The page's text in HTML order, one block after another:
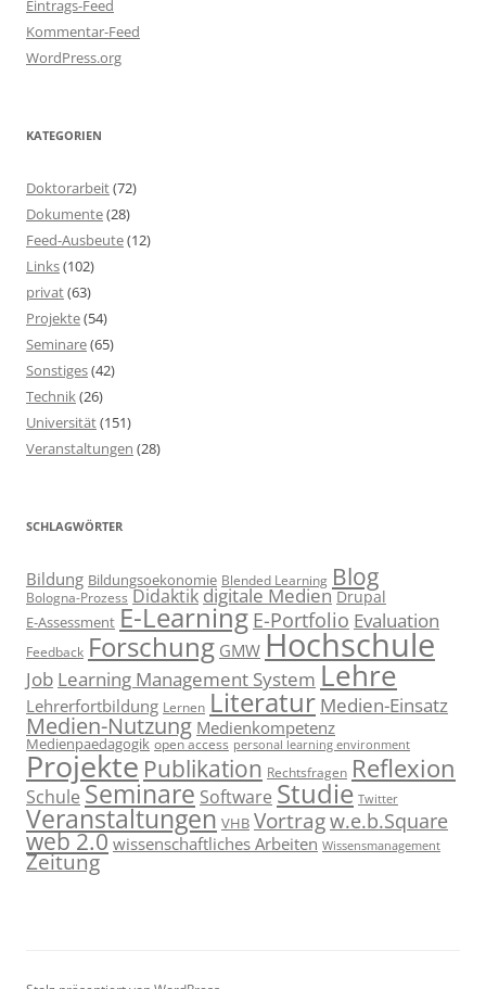
Eintrags-Feed
Kommentar-Feed
WordPress.org
KATEGORIEN
Doktorarbeit(72)
Dokumente(28)
Feed-Ausbeute(12)
Links(102)
privat(63)
Projekte(54)
Seminare(65)
Sonstiges(42)
Technik(26)
Universität(151)
Veranstaltungen (28)
SCHLAGWÖRTER
Bildung Bildungsoekonomie Blended Learning Blog
Bologna-Prozess Didaktikdigitale Medien Drupal
E-Assessment E-Learning E-Portfolio Evaluation
Feedback Forschung GMW Hochschule
Job Learning Management System Lehre
Lehrerfortbildung Lernen Literatur Medien-Einsatz
Medien-Nutzung Medienkompetenz
Medienpaedagogik open access personal learning environment
Projekte Publikation Rechtsfragen Reflexion
Schule Seminare Software Studie Twitter
Veranstaltungen VHB Vortragw.e.b.Square
web 2.0 wissenschaftliches Arbeiten Wissensmanagement
Zeitung